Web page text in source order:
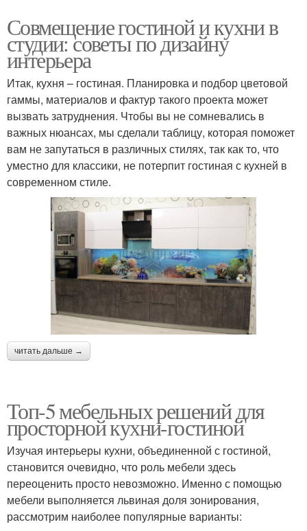
Совмещение гостиной и кухни в
студии: советы по дизайну
интерьера
Итак, кухня – гостиная. Планировка и подбор цветовой
гаммы, материалов и фактур такого проекта может
вызвать затруднения. Чтобы вы не сомневались в
важных нюансах, мы сделали таблицу, которая поможет
вам не запутаться в различных стилях, так как то, что
уместно для классики, не потерпит гостиная с кухней в
современном стиле.
читать дальше →
Топ-5 мебельных решений для
просторной кухни-гостиной
Изучая интерьеры кухни, объединенной с гостиной,
становится очевидно, что роль мебели здесь
переоценить просто невозможно. Именно с помощью
мебели выполняется львиная доля зонирования,
рассмотрим наиболее популярные варианты: